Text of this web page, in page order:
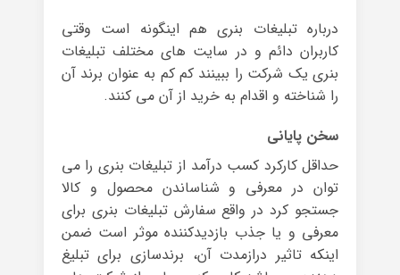
درباره تبلیغات بنری هم اینگونه است وقتی
کاربران دائم و در سایت های مختلف تبلیغات
بنری یک شرکت را ببینند کم کم به عنوان برند آن
را شناخته و اقدام به خرید از آن می کنند.
سخن پایانی
حداقل کارکرد کسب درآمد از تبلیغات بنری را می
توان در معرفی و شناساندن محصول و کالا
جستجو کرد در واقع سفارش تبلیغات بنری برای
معرفی و یا جذب بازدیدکننده موثر است ضمن
اینکه تاثیر درازمدت آن، برندسازی برای تبلیغ